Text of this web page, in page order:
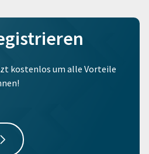
kostenlos um alle Vorteile